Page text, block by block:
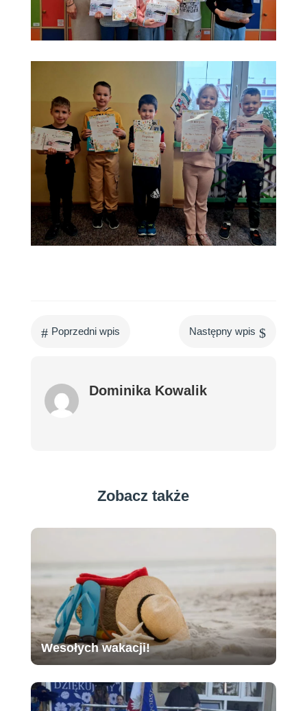
# Poprzedni wpis Następny wpis $
Dominika Kowalik
Zobacz także
Wesołych wakacji!